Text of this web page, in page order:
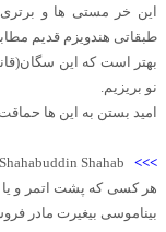
این خر مستی ها و
طبقاتی هندویزم قدیم
بهتر است که این
نو بریزیم.
امید بستن به این ها
>>>
Shahabuddin Shahab
هر کسی که پشت اتمر و یا
بیناموسی بیغیرت مادر